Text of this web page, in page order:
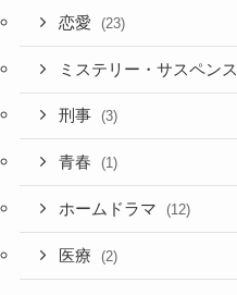
恋愛 (23)
ミステリー・サスペンス
刑事 (3)
青春 (1)
ホームドラマ (12)
医療 (2)